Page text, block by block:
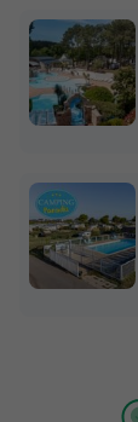
Comfort
Terrasse
Congélateur
Modifier les